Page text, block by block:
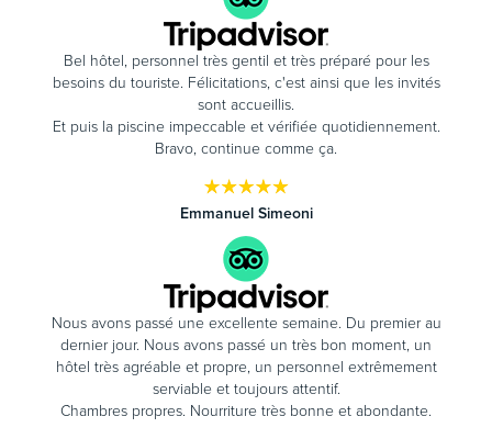
Bel hôtel, personnel très gentil et très préparé pour les
besoins du touriste. Félicitations, c'est ainsi que les invités
sont accueillis.
Et puis la piscine impeccable et vérifiée quotidiennement.
Bravo, continue comme ça.
Emmanuel Simeoni
Nous avons passé une excellente semaine. Du premier au
dernier jour. Nous avons passé un très bon moment, un
hôtel très agréable et propre, un personnel extrêmement
serviable et toujours attentif.
Chambres propres. Nourriture très bonne et abondante.